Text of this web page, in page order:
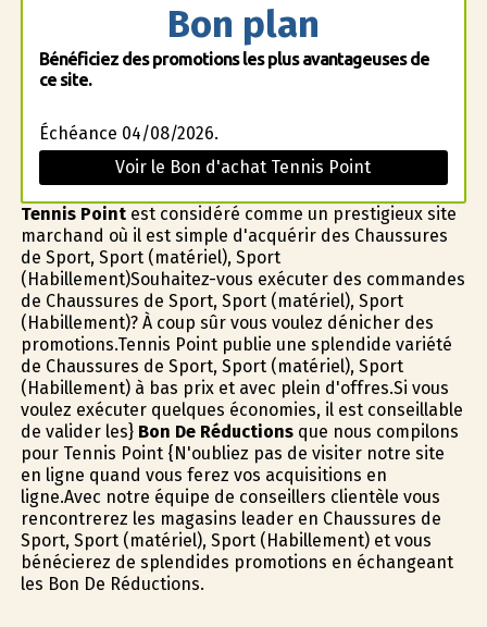
Bon plan
Bénéficiez des promotions les plus avantageuses de
ce site.
Échéance 04/08/2026.
Voir le Bon d'achat Tennis Point
Tennis Pointest considéré comme un prestigieux site
marchand où il est simple d'acquérir des Chaussures
de Sport, Sport (matériel), Sport
(Habillement)Souhaitez-vous exécuter des commandes
de Chaussures de Sport, Sport (matériel), Sport
(Habillement)? À coup sûr vous voulez dénicher des
promotions.Tennis Point publie une splendide variété
de Chaussures de Sport, Sport (matériel), Sport
(Habillement) à bas prix et avec plein d'offres.Si vous
voulez exécuter quelques économies, il est conseillable
de valider les} Bon De Réductionsque nous compilons
pour Tennis Point {N'oubliez pas de visiter notre site
en ligne quand vous ferez vos acquisitions en
ligne.Avec notre équipe de conseillers clientèle vous
rencontrerez les magasins leader en Chaussures de
Sport, Sport (matériel), Sport (Habillement) et vous
bénéficierez de splendides promotions en échangeant
les Bon De Réductions.